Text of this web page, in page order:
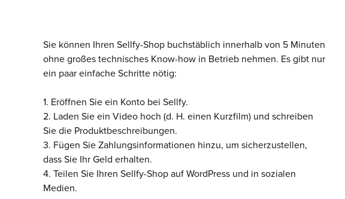
Sie können Ihren Sellfy-Shop buchstäblich innerhalb von 5 Minuten
ohne großes technisches Know-how in Betrieb nehmen. Es gibt nur
ein paar einfache Schritte nötig:
1. Eröffnen Sie ein Konto bei Sellfy.
2. Laden Sie ein Video hoch (d. H. einen Kurzfilm) und schreiben
Sie die Produktbeschreibungen.
3. Fügen Sie Zahlungsinformationen hinzu, um sicherzustellen,
dass Sie Ihr Geld erhalten.
4. Teilen Sie Ihren Sellfy-Shop auf WordPress und in sozialen
Medien.